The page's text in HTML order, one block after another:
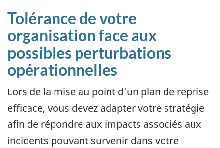
Tolérance de votre
organisation face aux
possibles perturbations
opérationnelles
Lors de la mise au point d’un plan de reprise
efficace, vous devez adapter votre stratégie
afin de répondre aux impacts associés aux
incidents pouvant survenir dans votre